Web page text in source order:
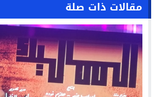
مقالات ذات صلة